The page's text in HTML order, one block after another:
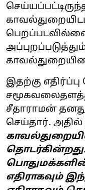
இதற்கு
சீதாராமன்
செய்தார். அதில்
எதிராகவும்